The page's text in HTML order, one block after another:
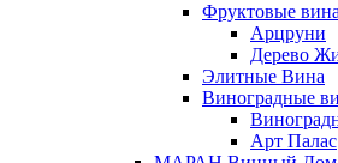
Фруктовые вина
Арцруни
Дерево
Элитные Вина
Виноградные
Арт Палас